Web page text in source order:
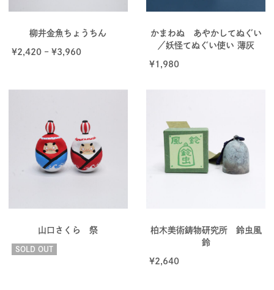
柳井金魚ちょうちん
¥2,420– ¥3,960
かまわぬ あやかしてぬぐい
／妖怪てぬぐい使い 薄灰
¥1,980
山口さくら 祭
SOLD OUT
柏木美術鋳物研究所 鈴虫風
鈴
¥2,640